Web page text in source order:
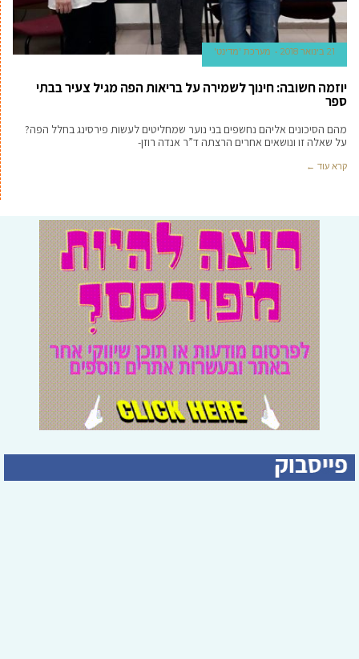
21 בינואר 2018 מערכת 'מדינט'
יוזמה חשובה: חינוך לשמירה על בריאות הפה מגיל צעיר בבתי
ספר
מהם הסיכונים אליהם נחשפים בני נוער שמחליטים לעשות פירסינג בחלל הפה?
על שאלה זו ונושאים אחרים הרצתה ד”ר אנדה רוזן-
קרא עוד ←